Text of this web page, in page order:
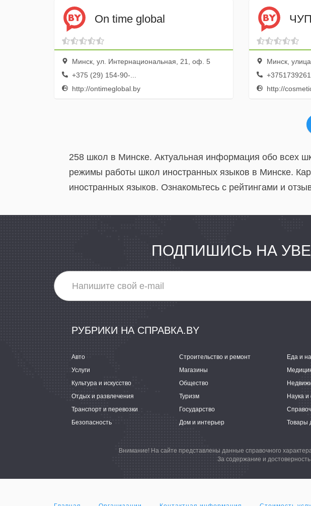
On time global
Минск, ул. Интернациональная, 21, оф. 5
+375 (29) 154-90-...
http://ontimeglobal.by
ЧУП
Минск,
http://
258 школ в Минске. Актуальная информация обо всех
режимы работы школ иностранных языков в Минске.
иностранных языков. Ознакомьтесь с рейтингами и
ПОДПИШИСЬ НА
РУБРИКИ НА СПРАВКА.BY
Авто Строительство и ремонт Еда и
Услуги
Магазины
Культура и искусство
Общество
Отдых и развлечения
Туризм Наука и
Транспорт и перевозки
Государство
Безопасность
Дом и интерьер Товары
Внимание! На сайте представлены данные справочного
За содержание и